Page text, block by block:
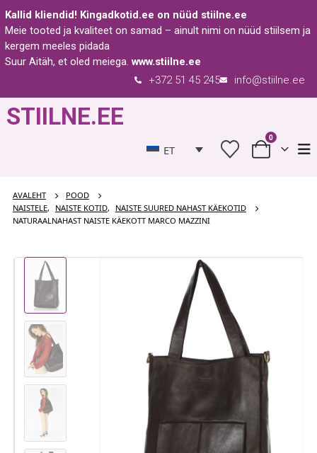
Kallid kliendid! Kingadkotid.ee on nüüd stiilne.ee
Meie tooted ja kvaliteet on samad – ainult nimi on nüüd stiilsem ja
kergem meeles pidada
Suur Aitäh, et oled meiega.www.stiilne.ee
info@stiilne.ee
+372 51 45 245
STIILNE.EE
ET
0
AVALEHT
POOD
NAISTELE, NAISTE KOTID,
NAISTE SUURED NAHAST KÄEKOTID
NATURAALNAHAST NAISTE KÄEKOTT MARCO MAZZINI